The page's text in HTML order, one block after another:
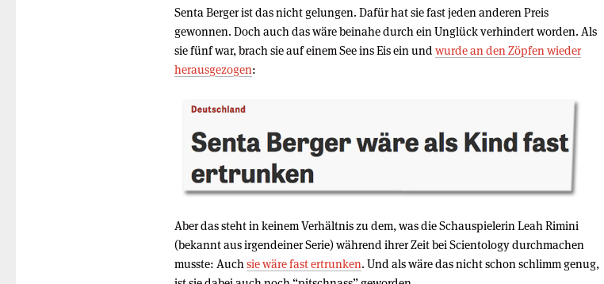
Senta Berger ist das nicht gelungen. Dafür hat sie fast jeden anderen Preis
gewonnen. Doch auch das wäre beinahe durch ein Unglück verhindert worden. Als
sie fünf war, brach sie auf einem See ins Eis ein und wurde an den Zöpfen wieder
herausgezogen:
Aber das steht in keinem Verhältnis zu dem, was die Schauspielerin Leah Rimini
(bekannt aus irgendeiner Serie) während ihrer Zeit bei Scientology durchmachen
musste: Auch sie wäre fast ertrunken. Und als wäre das nicht schon schlimm genug,